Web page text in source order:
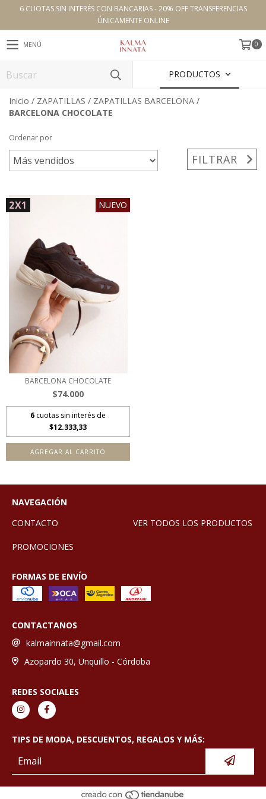
6 CUOTAS SIN INTERÉS CON BANCARIAS - 20% OFF TRANSFERENCIAS
ÚNICAMENTE ONLINE
MENÚ 0
PRODUCTOS
Inicio / ZAPATILLAS / ZAPATILLAS BARCELONA /
BARCELONA CHOCOLATE
Ordenar por
FILTRAR
2X1 NUEVO
BARCELONA CHOCOLATE
$74.000
6 cuotas sin interés de
$12.333,33
AGREGAR AL CARRITO
NAVEGACIÓN
CONTACTO
VER TODOS LOS PRODUCTOS
PROMOCIONES
FORMAS DE ENVÍO
CONTACTANOS
kalmainnata@gmail.com
Azopardo 30, Unquillo - Córdoba
REDES SOCIALES
TIPS DE MODA, DESCUENTOS, REGALOS Y MÁS: